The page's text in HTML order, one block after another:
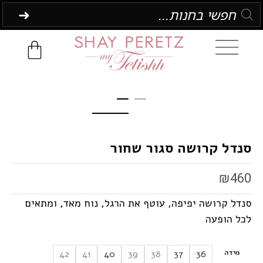
סנדל קרושה סגור שחור
₪460
סנדל קרושה יפיפה, עוטף את הרגל, נוח מאד, ומתאים
לכל הופעה
מידה 36
37
38
39
40
41
42